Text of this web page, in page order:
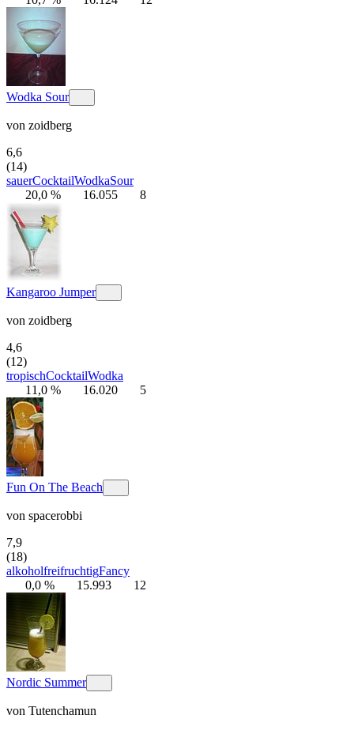
Wodka Sour
von zoidberg
6,6
(14)
sauerCocktailWodkaSour
20,0 %
16.055 8
Kangaroo Jumper
von zoidberg
4,6
(12)
tropischCocktailWodka
11,0 %
16.020 5
Fun On The Beach
von spacerobbi
7,9
(18)
alkoholfreifruchtigFancy
0,0 %
15.993 12
Nordic Summer
von Tutenchamun